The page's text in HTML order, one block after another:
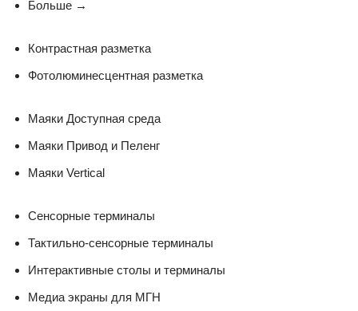
Больше →
Контрастная разметка
Фотолюминесцентная разметка
Маяки Доступная среда
Маяки Привод и Пеленг
Маяки Vertical
Сенсорные терминалы
Тактильно-сенсорные терминалы
Интерактивные столы и терминалы
Медиа экраны для МГН